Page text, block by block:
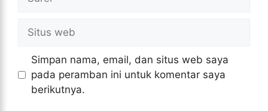
web
Simpan nama, email, dan situs web saya
pada peramban ini untuk komentar saya
berikutnya.